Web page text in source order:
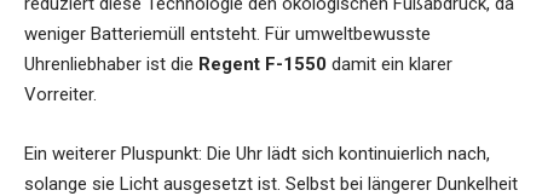
weniger Batteriemüll entsteht. Für umweltbewusste
Uhrenliebhaber ist die Regent F-1550 damit ein klarer
Vorreiter.
Ein weiterer Pluspunkt: Die Uhr lädt sich kontinuierlich nach,
solange sie Licht ausgesetzt ist. Selbst bei längerer Dunkelheit